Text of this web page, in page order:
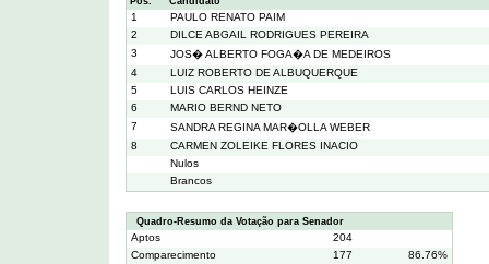
1
PAULO RENATO PAIM
2
DILCE ABGAIL RODRIGUES PEREIRA
3
JOS� ALBERTO FOGA�A DE MEDEIROS
4
LUIZ ROBERTO DE ALBUQUERQUE
5
LUIS CARLOS HEINZE
6
MARIO BERND NETO
7
SANDRA REGINA MAR�OLLA WEBER
8
CARMEN ZOLEIKE FLORES INACIO
Nulos
Brancos
Quadro-Resumo da Votação para Senador
Aptos
204
Comparecimento
177
86.76%